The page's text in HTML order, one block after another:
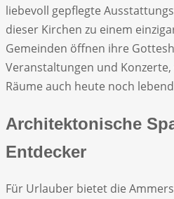
liebevoll gepflegte
dieser Kirchen zu einem
Gemeinden öffnen ihre
Veranstaltungen und
Räume auch heute noch
Architektonische
Entdecker
Für Urlauber bietet die